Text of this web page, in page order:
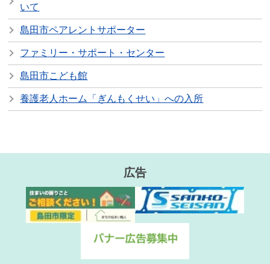
いて
島田市ペアレントサポーター
ファミリー・サポート・センター
島田市こども館
養護老人ホーム「ぎんもくせい」への入所
広告